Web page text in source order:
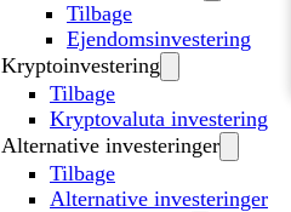
Tilbage
Ejendomsinvestering
Kryptoinvestering
Tilbage
Kryptovaluta investering
Alternative investeringer
Tilbage
Alternative investeringer